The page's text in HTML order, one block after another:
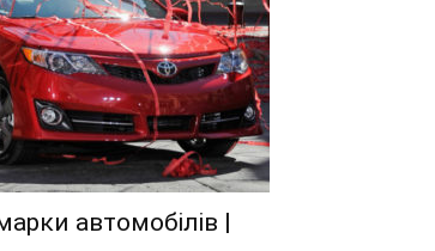
автомобілів |